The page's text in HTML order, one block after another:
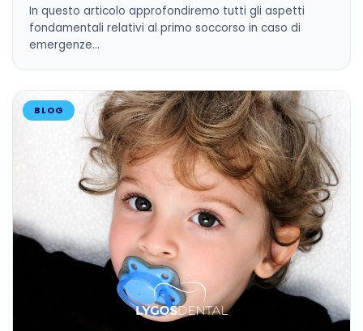
In questo articolo approfondiremo tutti gli aspetti
fondamentali relativi al primo soccorso in caso di
emergenze…
BLOG